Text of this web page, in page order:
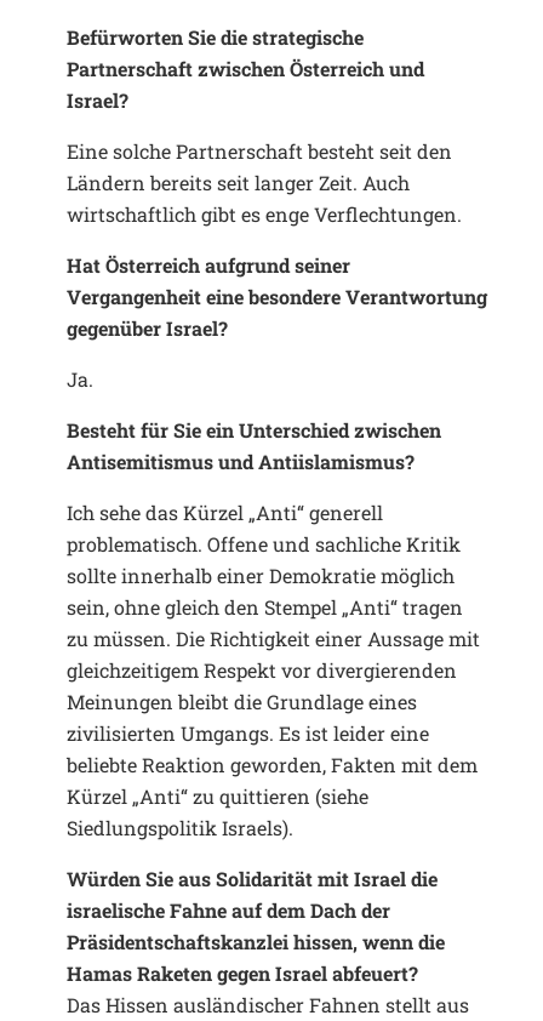
Befürworten Sie die strategische
Partnerschaft zwischen Österreich und
Israel?
Eine solche Partnerschaft besteht seit den
Ländern bereits seit langer Zeit. Auch
wirtschaftlich gibt es enge Verflechtungen.
Hat Österreich aufgrund seiner
Vergangenheit eine besondere Verantwortung
gegenüber Israel?
Ja.
Besteht für Sie ein Unterschied zwischen
Antisemitismus und Antiislamismus?
Ich sehe das Kürzel „Anti“ generell
problematisch. Offene und sachliche Kritik
sollte innerhalb einer Demokratie möglich
sein, ohne gleich den Stempel „Anti“ tragen
zu müssen. Die Richtigkeit einer Aussage mit
gleichzeitigem Respekt vor divergierenden
Meinungen bleibt die Grundlage eines
zivilisierten Umgangs. Es ist leider eine
beliebte Reaktion geworden, Fakten mit dem
Kürzel „Anti“ zu quittieren (siehe
Siedlungspolitik Israels).
Würden Sie aus Solidarität mit Israel die
israelische Fahne auf dem Dach der
Präsidentschaftskanzlei hissen, wenn die
Hamas Raketen gegen Israel abfeuert?
Das Hissen ausländischer Fahnen stellt aus